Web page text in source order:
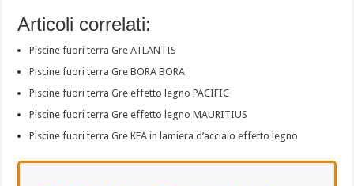
Articoli correlati:
Piscine fuori terra Gre ATLANTIS
Piscine fuori terra Gre BORA BORA
Piscine fuori terra Gre effetto legno PACIFIC
Piscine fuori terra Gre effetto legno MAURITIUS
Piscine fuori terra Gre KEA in lamiera d’acciaio effetto legno